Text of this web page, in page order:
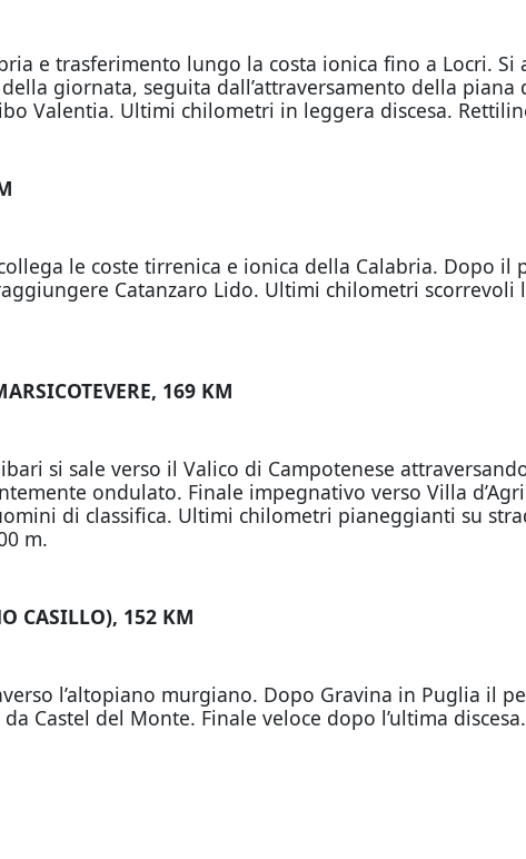
e trasferimento lungo la costa ionica fino a Locri.
giornata, seguita dall’attraversamento della
Valentia. Ultimi chilometri in leggera discesa.
le coste tirrenica e ionica della Calabria. Dopo il
Catanzaro Lido. Ultimi chilometri scorrevoli
169 KM
si sale verso il Valico di Campotenese
ondulato. Finale impegnativo verso Villa
di classifica. Ultimi chilometri pianeggianti su
m.
CASILLO), 152 KM
l’altopiano murgiano. Dopo Gravina in Puglia il
Castel del Monte. Finale veloce dopo l’ultima